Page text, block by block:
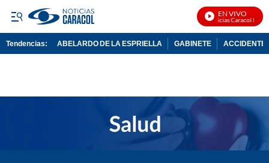
EN VIVO
Noticias Caracol En
Tendencias: ABELARDO DE LA ESPRIELLA GABINETE ACCIDENTE